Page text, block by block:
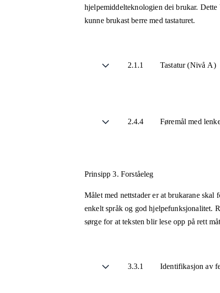
hjelpemiddelteknologien dei brukar.
kunne brukast berre med tastaturet.
2.1.1 Tastatur (Nivå A)
2.4.4 Føremål med
Prinsipp 3. Forståeleg
Målet med nettstader er at brukarane skal
enkelt språk og god hjelpefunksjonalitet.
sørge for at teksten blir lese opp på rett
3.3.1 Identifikasjon av